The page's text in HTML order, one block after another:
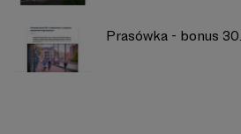
Prasówka - bonus